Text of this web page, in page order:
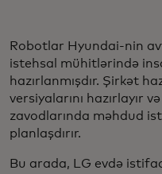
Robotlar Hyundai-nin
istehsal mühitlərində
hazırlanmışdır. Şirkət
versiyalarını hazırlayır
zavodlarında məhdud
planlaşdırır.
Bu arada, LG evdə